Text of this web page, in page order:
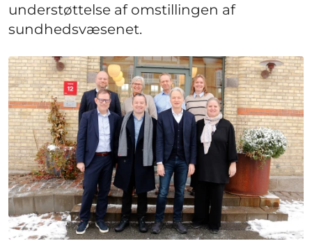
understøttelse af omstillingen af
sundhedsvæsenet.